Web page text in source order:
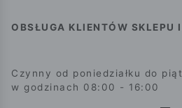
OBSŁUGA KLIENTÓW SKLEPU
Czynny od poniedziałku do
w godzinach 08:00 - 16:00